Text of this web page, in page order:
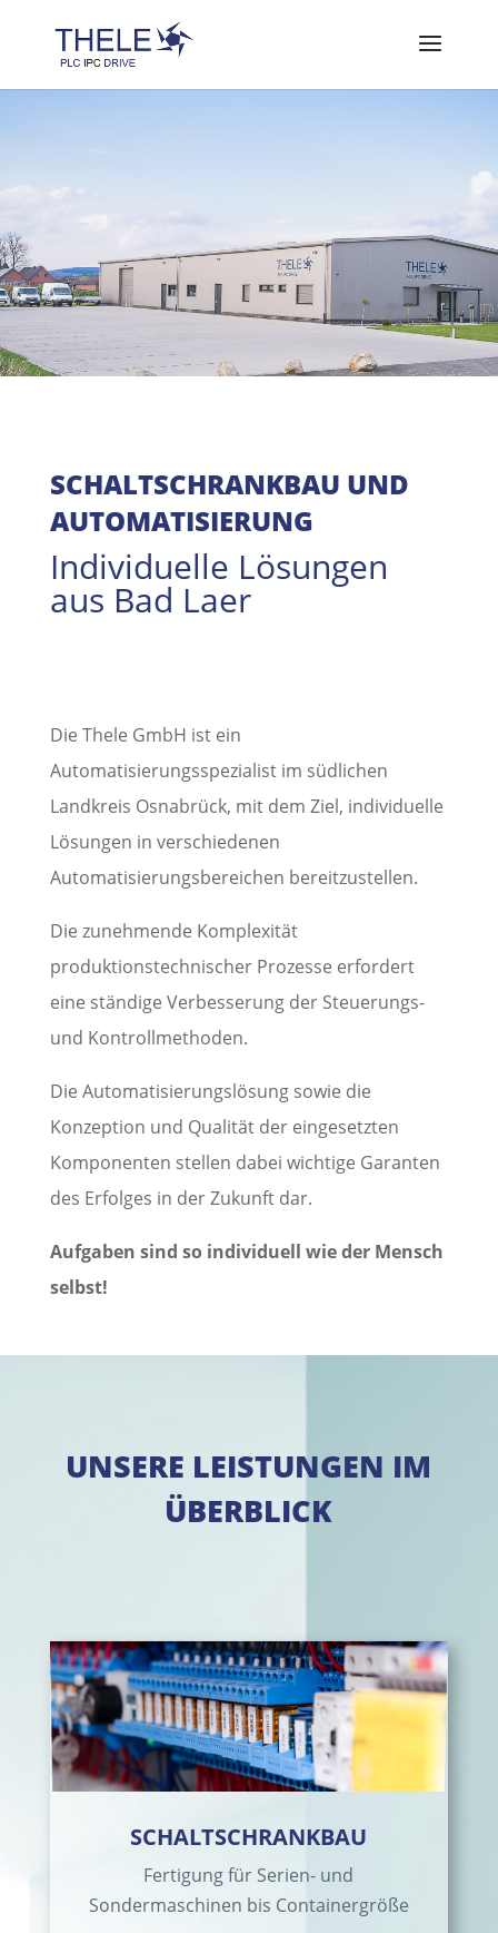
SCHALTSCHRANKBAU UND
AUTOMATISIERUNG
Individuelle Lösungen
aus Bad Laer
Die Thele GmbH ist ein
Automatisierungsspezialist im südlichen
Landkreis Osnabrück, mit dem Ziel, individuelle
Lösungen in verschiedenen
Automatisierungsbereichen bereitzustellen.
Die zunehmende Komplexität
produktionstechnischer Prozesse erfordert
eine ständige Verbesserung der Steuerungs-
und Kontrollmethoden.
Die Automatisierungslösung sowie die
Konzeption und Qualität der eingesetzten
Komponenten stellen dabei wichtige Garanten
des Erfolges in der Zukunft dar.
Aufgaben sind so individuell wie der Mensch
selbst!
UNSERE LEISTUNGEN IM
ÜBERBLICK
SCHALTSCHRANKBAU
Fertigung für Serien- und
Sondermaschinen bis Containergröße